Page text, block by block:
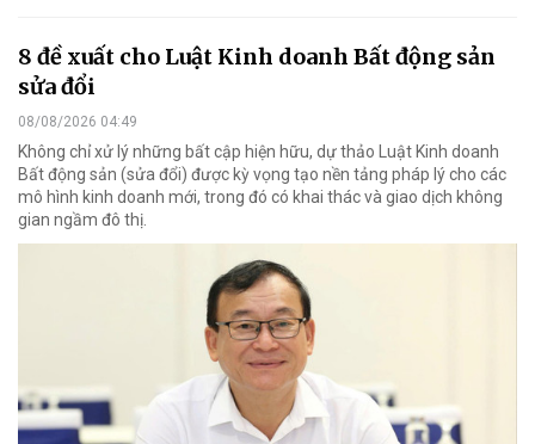
8 đề xuất cho Luật Kinh doanh Bất động sản
sửa đổi
08/08/2026 04:49
Không chỉ xử lý những bất cập hiện hữu, dự thảo Luật Kinh doanh
Bất động sản (sửa đổi) được kỳ vọng tạo nền tảng pháp lý cho các
mô hình kinh doanh mới, trong đó có khai thác và giao dịch không
gian ngầm đô thị.